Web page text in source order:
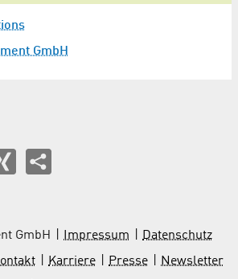
GmbH
GmbH Impressum
Datenschutz
Karriere Presse
Newsletter